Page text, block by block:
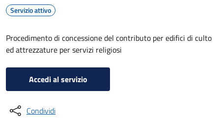
Servizio attivo
Procedimento di concessione del contributo per edifici di culto
ed attrezzature per servizi religiosi
Accedi al servizio
Condividi